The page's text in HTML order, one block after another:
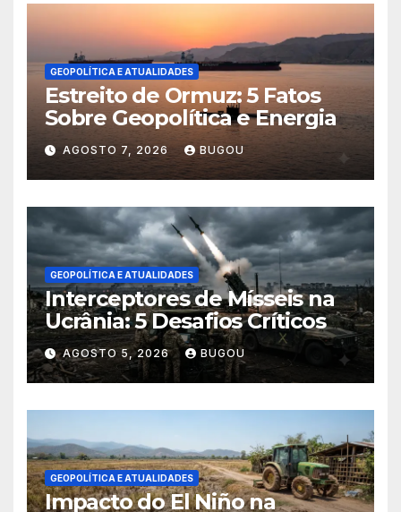
GEOPOLÍTICA E ATUALIDADES
Estreito de Ormuz: 5 Fatos
Sobre Geopolítica e Energia
AGOSTO 7, 2026 BUGOU
GEOPOLÍTICA E ATUALIDADES
Interceptores de Mísseis na
Ucrânia: 5 Desafios Críticos
AGOSTO 5, 2026 BUGOU
GEOPOLÍTICA E ATUALIDADES
Impacto do El Niño na